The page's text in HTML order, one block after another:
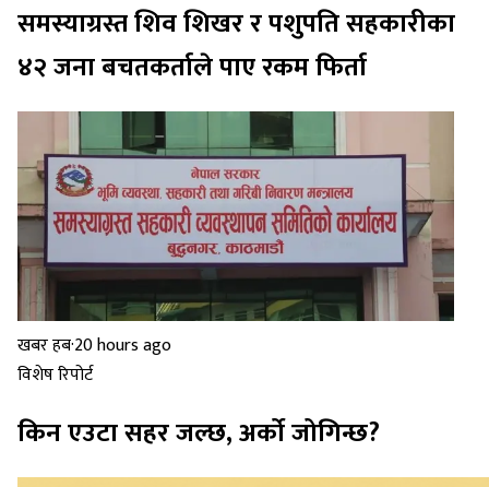
समस्याग्रस्त शिव शिखर र पशुपति सहकारीका
४२ जना बचतकर्ताले पाए रकम फिर्ता
खबर हब·20 hours ago
विशेष रिपोर्ट
किन एउटा सहर जल्छ, अर्को जोगिन्छ?